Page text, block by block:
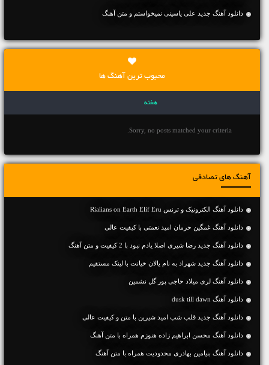
دانلود آهنگ جديد علی یاسینی نمیخواستم و متن آهنگ
محبوب ترین آهنگ ها
هفته
Sorry, no posts matched your criteria.
آهنگ های تصادفی
دانلود آهنگ الکترونیک و ترنس Rialians on Earth Elif Eru
دانلود آهنگ غمگین حرمان امید نعمتی با کیفیت عالی
دانلود آهنگ جديد رضا شیری اصلا یادم نبود با 2 کیفیت و متن آهنگ
دانلود آهنگ جديد شهراد به نام یالان خیانت با لینک مستقیم
دانلود آهنگ لری میلاد حاجی پور گل نشمین
دانلود آهنگ dusk till dawn
دانلود آهنگ جديد قلب شب امید شیرین با متن و کیفیت عالی
دانلود آهنگ محسن ابراهیم زاده هنوزم همراه با متن آهنگ
دانلود آهنگ بنیامین بهادری محدودیت همراه با متن آهنگ